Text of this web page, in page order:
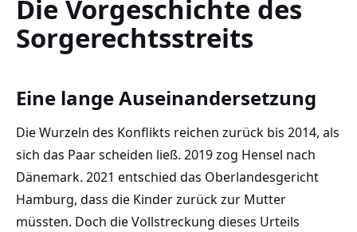
Die Vorgeschichte des
Sorgerechtsstreits
Eine lange Auseinandersetzung
Die Wurzeln des Konflikts reichen zurück bis 2014, als
sich das Paar scheiden ließ. 2019 zog Hensel nach
Dänemark. 2021 entschied das Oberlandesgericht
Hamburg, dass die Kinder zurück zur Mutter
müssten. Doch die Vollstreckung dieses Urteils